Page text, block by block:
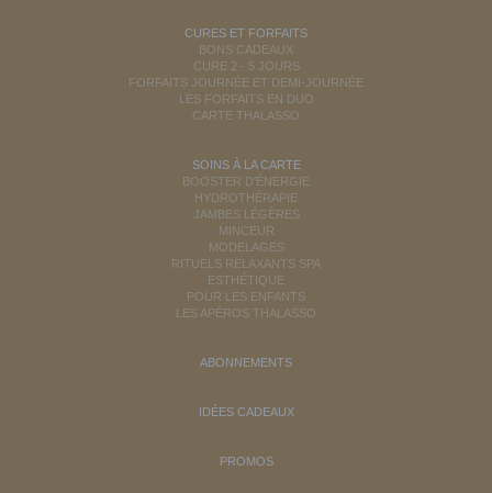
CURES ET FORFAITS
BONS CADEAUX
CURE 2 - 5 JOURS
FORFAITS JOURNÉE ET DEMI-JOURNÉE
LES FORFAITS EN DUO
CARTE THALASSO
SOINS À LA CARTE
BOOSTER D'ÉNERGIE
HYDROTHÉRAPIE
JAMBES LÉGÈRES
MINCEUR
MODELAGES
RITUELS RELAXANTS SPA
ESTHÉTIQUE
POUR LES ENFANTS
LES APÉROS THALASSO
ABONNEMENTS
IDÉES CADEAUX
PROMOS